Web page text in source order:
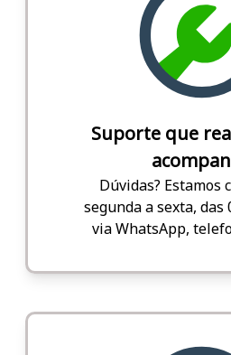
Suporte que
Dúvidas? Estamos
segunda a sexta, das
via WhatsApp,